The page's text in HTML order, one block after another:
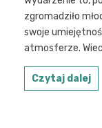
zgromadziło
swoje
atmosferze.
Czytaj dalej